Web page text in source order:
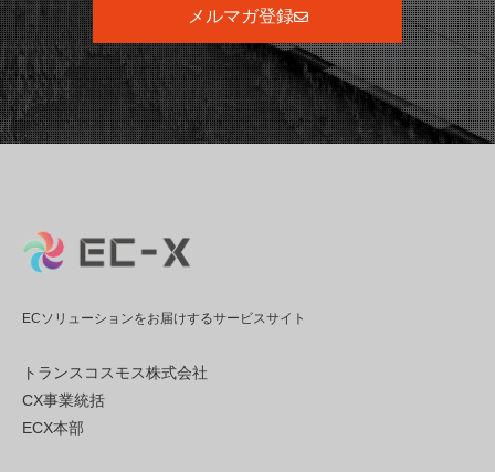
メルマガ登録
ECソリューションをお届けするサービスサイト
トランスコスモス株式会社
CX事業統括
ECX本部